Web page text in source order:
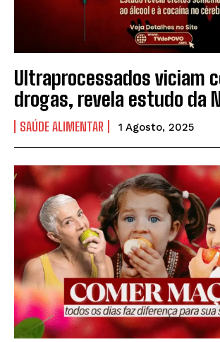
Ultraprocessados viciam
drogas, revela estudo da
SAÚDE ALIMENTAR 1 Agosto, 2025